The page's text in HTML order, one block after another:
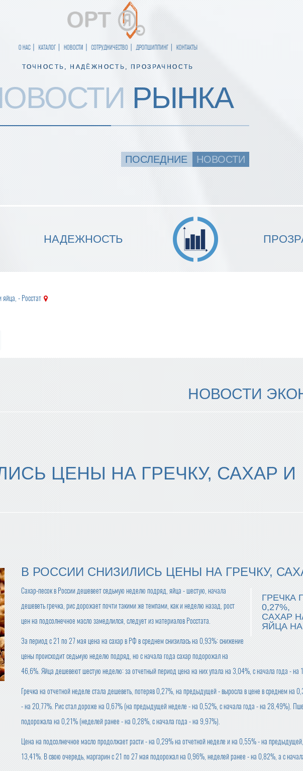
О НАС КАТАЛОГ НОВОСТИ СОТРУДНИЧЕСТВО ДРОПШИППИНГ КОНТАКТЫ
ТОЧНОСТЬ, НАДЁЖНОСТЬ, ПРОЗРАЧНОСТЬ
РЫНКА
ПОСЛЕДНИЕ НОВОСТИ
МЫ ГАРАНТИРУЕМ ТОЧНОСТЬ
ИСПОЛНЕНИЯ
НАДЕЖНОСТЬ
яйца, - Росстат
НОВОСТИ
ЦЕНЫ НА ГРЕЧКУ, САХАР И
В РОССИИ СНИЗИЛИСЬ ЦЕНЫ НА ГРЕЧКУ,
ГРЕЧКА
0,27%,
САХАР
ЯЙЦА НА
Сахар-песок в России дешевеет седьмую неделю подряд, яйца - шестую, начала
дешеветь гречка, рис дорожает почти такими же темпами, как и неделю назад, рост
цен на подсолнечное масло замедлился, следует из материалов Росстата.
За период с 21 по 27 мая цена на сахар в РФ в среднем снизилась на 0,93%: снижение
цены происходит седьмую неделю подряд, но с начала года сахар подорожал на
46,6%. Яйца дешевеют шестую неделю: за отчетный период цена на них упала на 3,04%, с начала года - на
Гречка на отчетной неделе стала дешеветь, потеряв 0,27%, на предыдущей - выросла в цене в среднем на
- на 20,77%. Рис стал дороже на 0,67% (на предыдущей неделе - на 0,52%, с начала года - на 28,49%).
подорожала на 0,21% (неделей ранее - на 0,28%, с начала года - на 9,97%).
Цена на подсолнечное масло продолжает расти - на 0,29% на отчетной неделе и на 0,55% - на
13,41%. В свою очередь, маргарин с 21 по 27 мая подорожал на 0,96%, неделей ранее - на 0,82%, а с